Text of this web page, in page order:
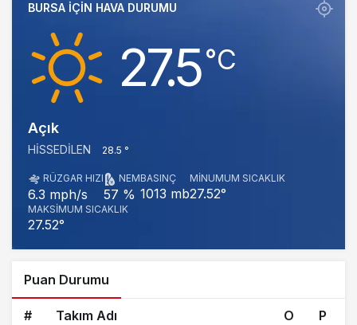
BURSA IÇIN HAVA DURUMU
27.5‎°C
Açık
HISSEDILEN 28.5 °
RÜZGAR HIZI
6.3 mph/s
NEM
57 %
BASINÇ
1013 mb
MINUMUM SICAKLIK
27.52°
MAKSIMUM SICAKLIK
27.52°
Puan Durumu
# Takım Adı O P